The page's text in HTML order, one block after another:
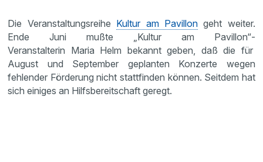
Die Veranstaltungsreihe Kultur am Pavillongeht weiter.
Ende Juni mußte „Kultur am Pavillon“‐
Veranstalterin Maria Helm bekannt geben, daß die für
August und September geplanten Konzerte wegen
fehlender Förderung nicht stattfinden können. Seitdem hat
sich einiges an Hilfsbereitschaft geregt.